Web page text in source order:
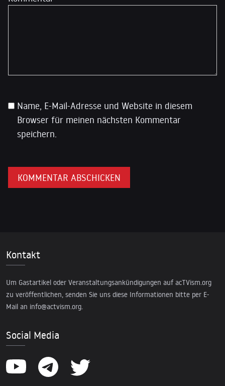
Name, E-Mail-Adresse und Website in diesem
Browser für meinen nächsten Kommentar
speichern.
Kontakt
Um Gastartikel oder Veranstaltungsankündigungen auf acTVism.org
zu veröffentlichen, senden Sie uns diese Informationen bitte per E-
Mail an info@actvism.org.
Social Media